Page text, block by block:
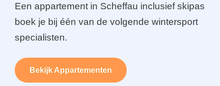
Een appartement in Scheffau inclusief skipas
boek je bij één van de volgende wintersport
specialisten.
Bekijk Appartementen